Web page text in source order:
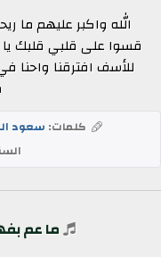
الله واكبر عليهم ما
قسوا على قلبي قلبك يا
للأسف افترقنا واحنا
كلمات: سعود
ما عم